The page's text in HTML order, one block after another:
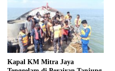
Kapal KM Mitra Jaya